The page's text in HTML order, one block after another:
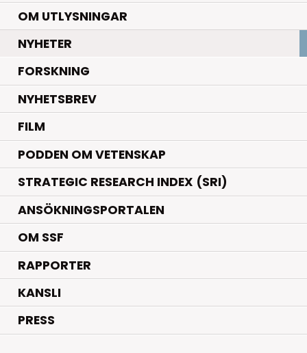
OM UTLYSNINGAR
NYHETER.
FORSKNING.
NYHETSBREV
FILM
PODDEN OM VETENSKAP
STRATEGIC RESEARCH INDEX (SRI)
ANSÖKNINGSPORTALEN
OM SSF
RAPPORTER
KANSLI
PRESS